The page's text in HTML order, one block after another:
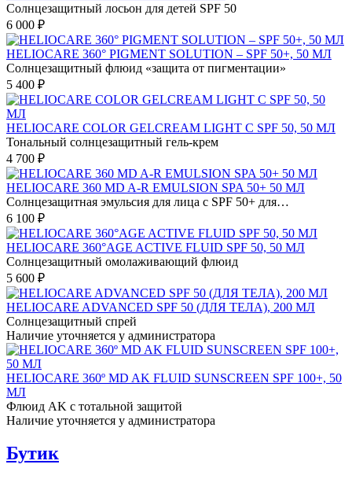
Солнцезащитный лосьон для детей SPF 50
6 000 ₽
HELIOCARE 360° PIGMENT SOLUTION – SPF 50+, 50 МЛ
Солнцезащитный флюид «защита от пигментации»
5 400 ₽
HELIOCARE COLOR GELCREAM LIGHT С SPF 50, 50 МЛ
Тональный солнцезащитный гель-крем
4 700 ₽
HELIOCARE 360 MD A-R EMULSION SPA 50+ 50 МЛ
Солнцезащитная эмульсия для лица с SPF 50+ для…
6 100 ₽
HELIOCARE 360°AGE ACTIVE FLUID SPF 50, 50 МЛ
Солнцезащитный омолаживающий флюид
5 600 ₽
HELIOCARE ADVANCED SPF 50 (ДЛЯ ТЕЛА), 200 МЛ
Солнцезащитный спрей
Наличие уточняется у администратора
HELIOCARE 360º MD AK FLUID SUNSCREEN SPF 100+, 50
МЛ
Флюид AK с тотальной защитой
Наличие уточняется у администратора
Бутик